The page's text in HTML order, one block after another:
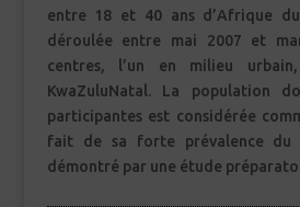
entre 18 et 40 ans d’Afrique du
déroulée entre mai 2007 et
centres, l’un en milieu
KwaZuluNatal. La population
participantes est considérée
fait de sa forte prévalence
démontré par une étude